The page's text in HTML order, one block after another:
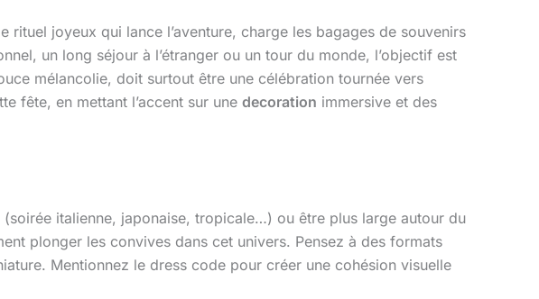
rituel joyeux qui lance l’aventure, charge les bagages de souvenirs
un long séjour à l’étranger ou un tour du monde, l’objectif est
mélancolie, doit surtout être une célébration tournée vers
fête, en mettant l’accent sur une decoration immersive et des
italienne, japonaise, tropicale…) ou être plus large autour du
plonger les convives dans cet univers. Pensez à des formats
Mentionnez le dress code pour créer une cohésion visuelle